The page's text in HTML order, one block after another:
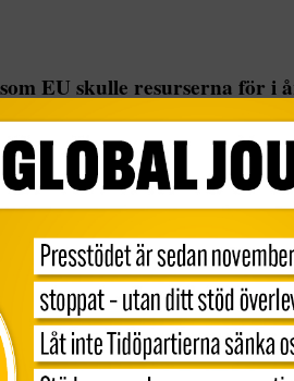
EU skulle resurserna för i
länderna i EU som lämnar
day”, dagen då den
slut, brukar infalla i
Men om konsumtionen […]
skulle resurserna för i år ta slut